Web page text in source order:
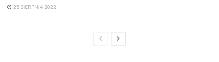
25 SIERPNIA 2022